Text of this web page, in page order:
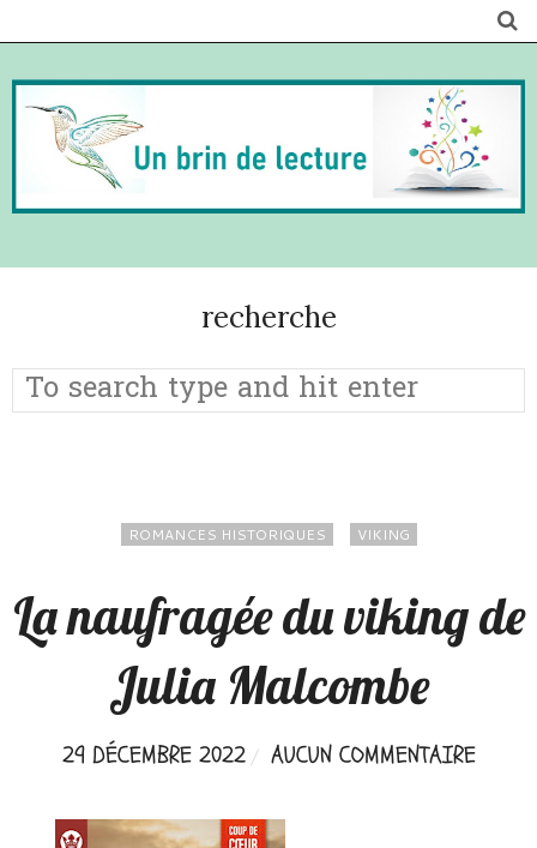
recherche
ROMANCES HISTORIQUES VIKING
La naufragée du viking de
Julia Malcombe
29 DÉCEMBRE 2022 AUCUN COMMENTAIRE